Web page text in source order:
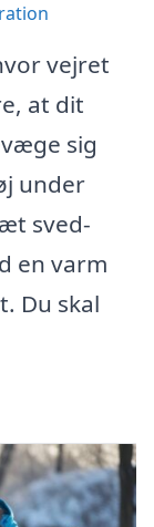
vejret
at dit
sig
under
sved-
en varm
Du skal